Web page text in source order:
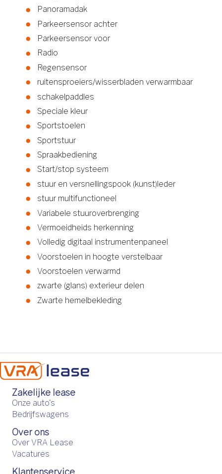
Panoramadak
Parkeersensor achter
Parkeersensor voor
Radio
Regensensor
ruitensproeiers/wisserbladen verwarmbaar
schakelpaddles
Speciale kleur
Sportstoelen
Sportstuur
Spraakbediening
Start/stop systeem
stuur en versnellingspook (kunst)leder
stuur multifunctioneel
Variabele stuuroverbrenging
Vermoeidheids herkenning
Volledig digitaal instrumentenpaneel
Voorstoelen in hoogte verstelbaar
Voorstoelen verwarmd
zwarte (glans) exterieur delen
Zwarte hemelbekleding
Zakelijke lease
Onze auto's
Bedrijfswagens
Over ons
Over VRA Lease
Vacatures
Klantenservice